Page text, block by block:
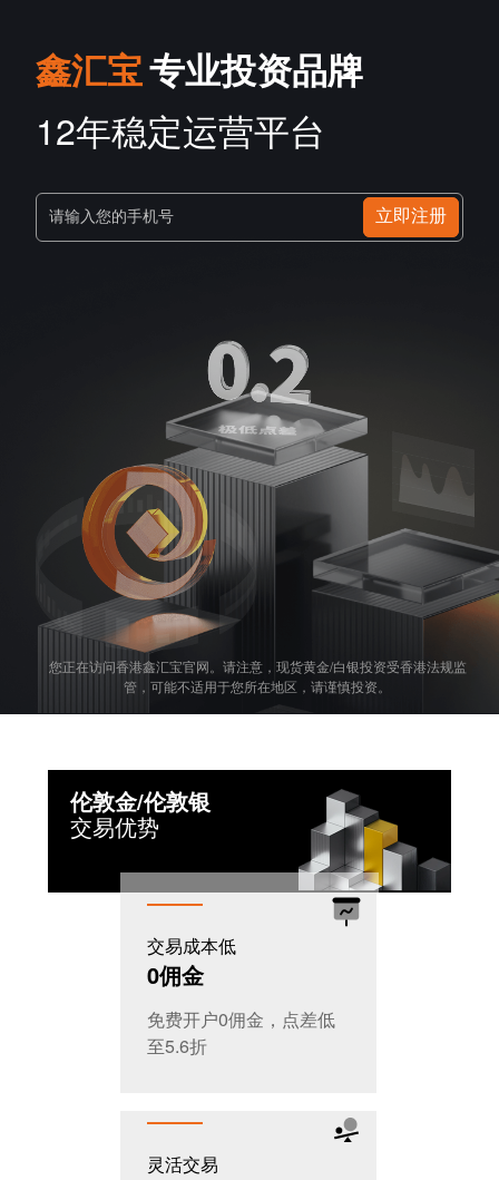
鑫汇宝专业投资品牌
12年稳定运营平台
请输入您的手机号 立即注册
您正在访问香港鑫汇宝官网。请注意，现货黄金/白银投资受香港法规监
管，可能不适用于您所在地区，请谨慎投资。
伦敦金/伦敦银
交易优势
交易成本低
0佣金
免费开户0佣金，点差低
至5.6折
灵活交易